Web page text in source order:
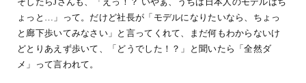
ょっと…」って。だけど社長が「モデルになりたいなら、ちょっ
と廊下歩いてみなさい」と言ってくれて、まだ何もわからないけ
どとりあえず歩いて、「どうでした！？」と聞いたら「全然ダ
メ」って言われて。